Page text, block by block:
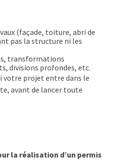
(façade, toiture, abri de
pas la structure ni les
transformations
divisions profondes, etc.
votre projet entre dans le
, avant de lancer toute
la réalisation d’un permis